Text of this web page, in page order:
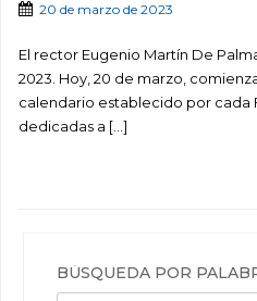
20 de marzo de 2023
El rector Eugenio Martín De
2023. Hoy, 20 de marzo,
calendario establecido por cada
dedicadas a […]
BÚSQUEDA POR